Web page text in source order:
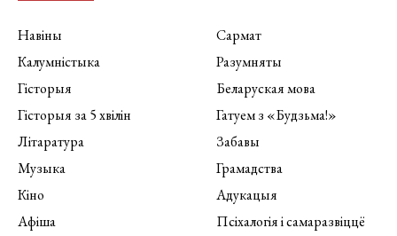
Навіны
Калумністыка
Гісторыя
Гісторыя за 5 хвілін
Літаратура
Музыка
Кіно
Афіша
Сармат
Разумняты
Беларуская мова
Гатуем з «Будзьма!»
Забавы
Грамадства
Адукацыя
Псіхалогія і самаразвіццё